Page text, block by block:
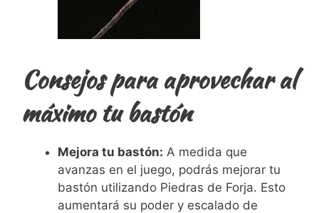
Consejos para aprovechar al
máximo tu bastón
Mejora tu bastón: A medida que
avanzas en el juego, podrás mejorar tu
bastón utilizando Piedras de Forja. Esto
aumentará su poder y escalado de